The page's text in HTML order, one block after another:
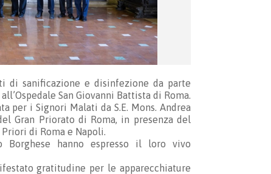
di sanificazione e disinfezione da parte
San Giovanni Battista di Roma.
per i Signori Malati da S.E. Mons. Andrea
Gran Priorato di Roma, in presenza del
di Roma e Napoli.
Borghese hanno espresso il loro vivo
gratitudine per le apparecchiature